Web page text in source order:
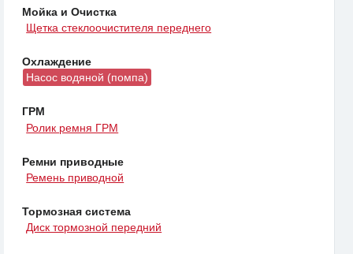
Мойка и Очистка
Щетка стеклоочистителя переднего
Охлаждение
Насос водяной (помпа)
ГРМ
Ролик ремня ГРМ
Ремни приводные
Ремень приводной
Тормозная система
Диск тормозной передний